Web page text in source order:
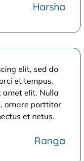
Harsha
elit, sed do
et tempus.
amet elit. Nulla
ornare porttitor
et netus.
Ranga